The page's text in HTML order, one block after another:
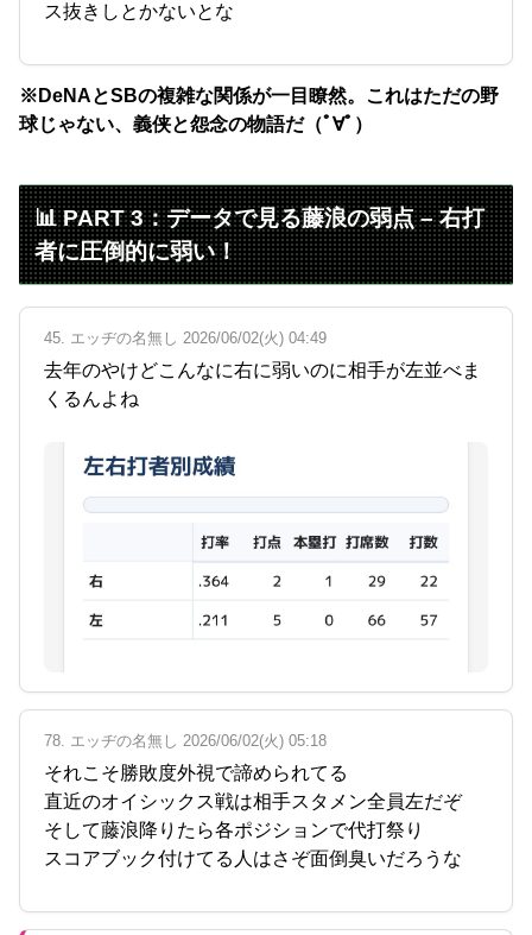
ス抜きしとかないとな
※DeNAとSBの複雑な関係が一目瞭然。これはただの野
球じゃない、義侠と怨念の物語だ（ﾟ∀ﾟ）
📊 PART 3：データで見る藤浪の弱点 – 右打
者に圧倒的に弱い！
45. エッヂの名無し 2026/06/02(火) 04:49
去年のやけどこんなに右に弱いのに相手が左並べま
くるんよね
78. エッヂの名無し 2026/06/02(火) 05:18
それこそ勝敗度外視で諦められてる
直近のオイシックス戦は相手スタメン全員左だぞ
そして藤浪降りたら各ポジションで代打祭り
スコアブック付けてる人はさぞ面倒臭いだろうな